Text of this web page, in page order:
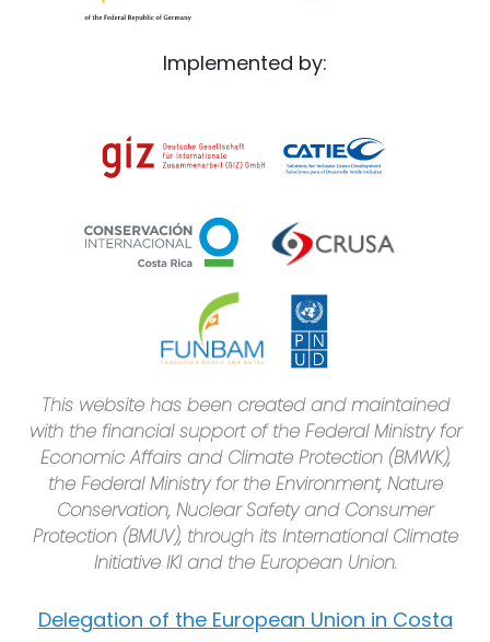
Implemented by:
This website has been created and maintained
with the financial support of the Federal Ministry for
Economic Affairs and Climate Protection (BMWK),
the Federal Ministry for the Environment, Nature
Conservation, Nuclear Safety and Consumer
Protection (BMUV), through its International Climate
Initiative IKI and the European Union.
Delegation of the European Union in Costa